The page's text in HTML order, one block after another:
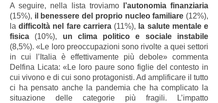
A seguire, nella lista troviamo
l’autonomia finanziaria
(15%), il benessere del proprio nucleo familiare (12%),
ladifficoltà nel fare carriera(11%), la salute mentale e
fisica (10%), un clima politico e sociale instabile
(8,5%). «Le loro preoccupazioni sono rivolte a quei settori
in cui l’Italia è effettivamente più debole» commenta
Delfina Licata: «Le loro paure sono figlie del contesto in
cui vivono e di cui sono protagonisti. Ad amplificare il tutto
ci ha pensato anche la pandemia che ha complicato la
situazione delle categorie più fragili. L’impatto